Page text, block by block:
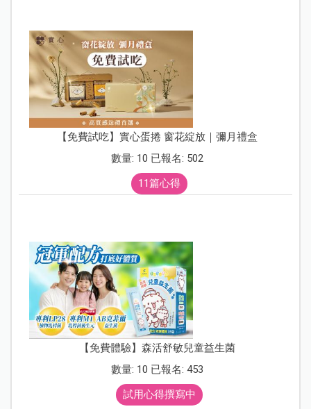
【免費試吃】實心蛋捲 窗花綻放｜彌月禮盒
數量: 10 已報名: 502
11篇心得
【免費體驗】森活舒敏兒童益生菌
數量: 10 已報名: 453
試用心得撰寫中